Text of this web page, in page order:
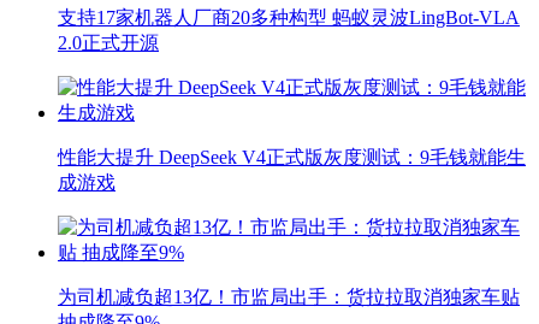
支持17家机器人厂商20多种构型 蚂蚁灵波LingBot-VLA
2.0正式开源
性能大提升 DeepSeek V4正式版灰度测试：9毛钱就能生
成游戏
为司机减负超13亿！市监局出手：货拉拉取消独家车贴